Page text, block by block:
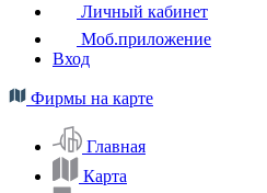
Личный кабинет
Моб.приложение
Вход
Фирмы на карте
Главная
Карта